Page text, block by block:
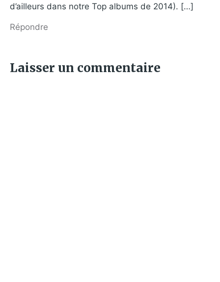
d’ailleurs dans notre Top albums de 2014). […]
Répondre
Laisser un commentaire